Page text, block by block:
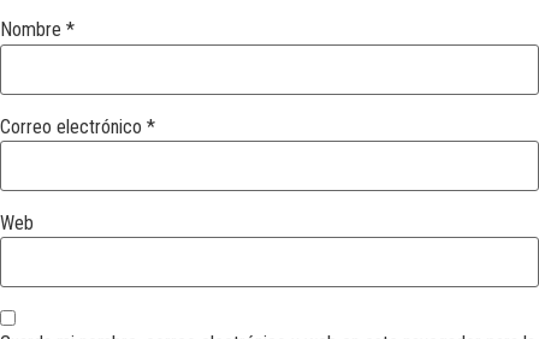
Nombre *
Correo electrónico *
Web